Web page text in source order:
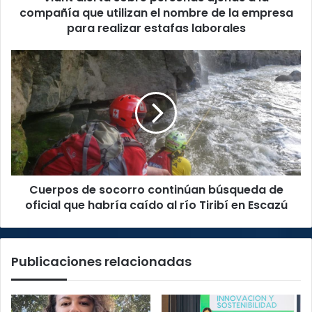
la
empresa
para
realizar
estafas
laborales
compañía que utilizan el nombre de la empresa
para realizar estafas laborales
Cuerpos
de
socorro
continúan
búsqueda
de
oficial
que
habría
caído
Escazú
Cuerpos de socorro continúan búsqueda de
oficial que habría caído al río Tiribí en Escazú
Publicaciones relacionadas